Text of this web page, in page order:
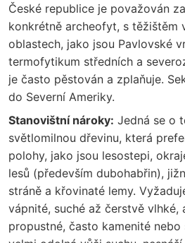
České republice je považován
konkrétně archeofyt, s těžištěm
oblastech, jako jsou Pavlovské
termofytikum středních a
je často pěstován a zplaňuje.
do Severní Ameriky.
Stanovištní nároky: Jedná se o
světlomilnou dřevinu, která
polohy, jako jsou lesostepi,
lesů (především dubohabřin),
stráně a křovinaté lemy.
vápnité, suché až čerstvě vlhké,
propustné, často kamenité